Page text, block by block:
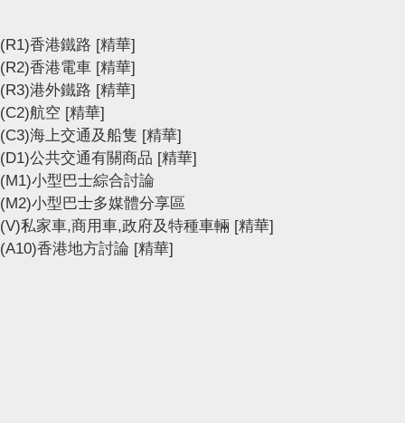
(R1)香港鐵路 [精華]
(R2)香港電車 [精華]
(R3)港外鐵路 [精華]
(C2)航空 [精華]
(C3)海上交通及船隻 [精華]
(D1)公共交通有關商品 [精華]
(M1)小型巴士綜合討論
(M2)小型巴士多媒體分享區
(V)私家車,商用車,政府及特種車輛 [精華]
(A10)香港地方討論 [精華]